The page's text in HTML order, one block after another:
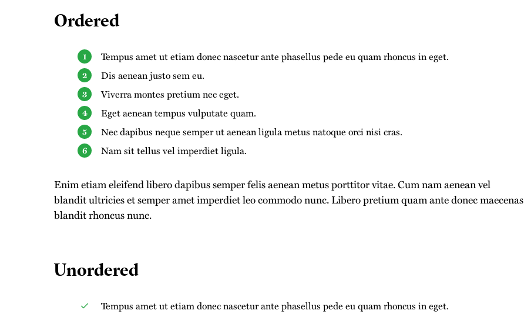
Ordered
Tempus amet ut etiam donec nascetur ante phasellus pede eu quam rhoncus in eget.
Dis aenean justo sem eu.
Viverra montes pretium nec eget.
Eget aenean tempus vulputate quam.
Nec dapibus neque semper ut aenean ligula metus natoque orci nisi cras.
Nam sit tellus vel imperdiet ligula.
Enim etiam eleifend libero dapibus semper felis aenean metus porttitor vitae. Cum nam aenean vel
blandit ultricies et semper amet imperdiet leo commodo nunc. Libero pretium quam ante donec maecenas
blandit rhoncus nunc.
Unordered
Tempus amet ut etiam donec nascetur ante phasellus pede eu quam rhoncus in eget.